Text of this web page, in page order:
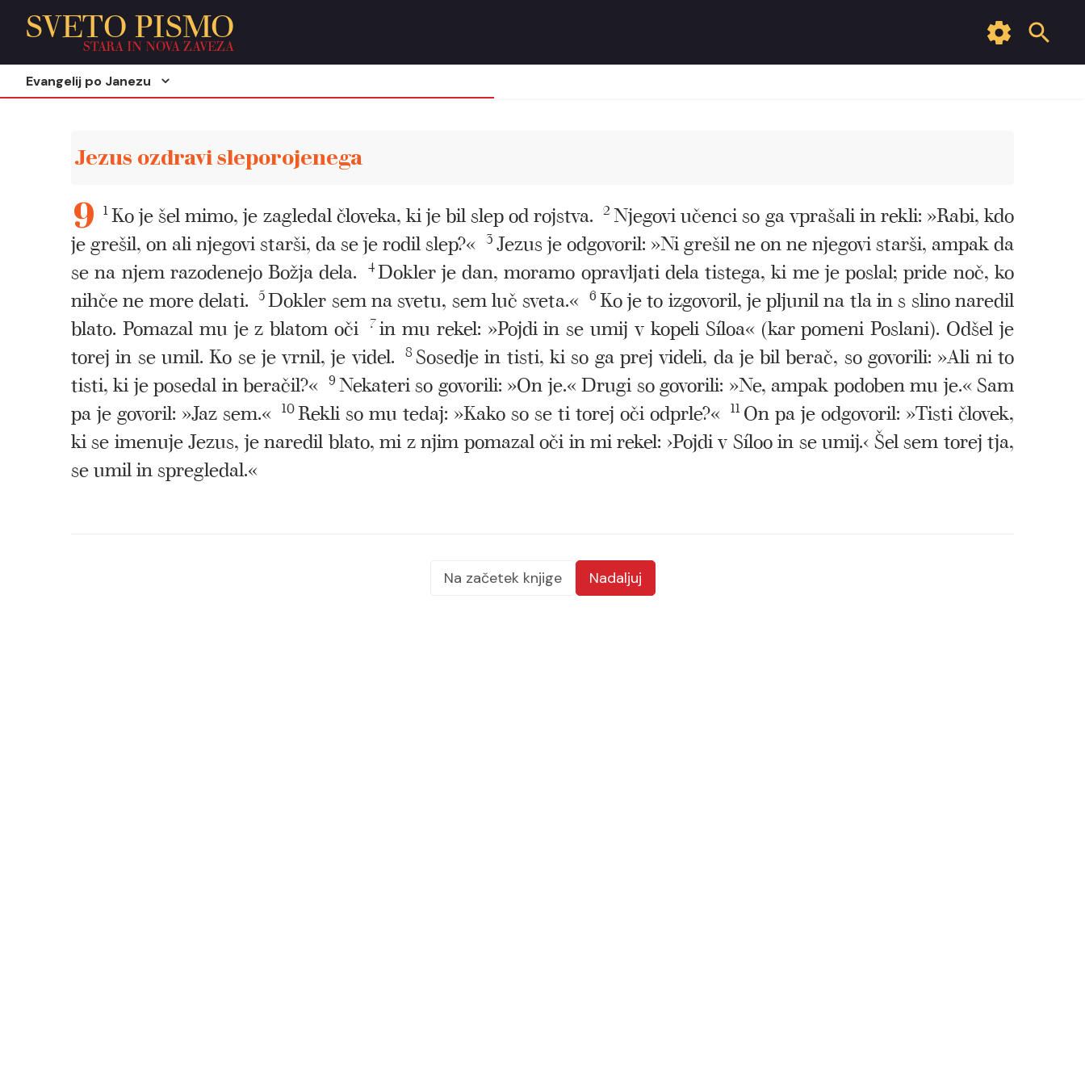
SVETO PISMO
STARA IN NOVA ZAVEZA
Evangelij po Janezu
Jezus ozdravi sleporojenega
9 1 Ko je šel mimo, je zagledal človeka, ki je bil slep od rojstva. 2Njegovi učenci so ga vprašali in rekli: »Rabi, kdo
je grešil, on ali njegovi starši, da se je rodil slep?« 3 Jezus je odgovoril: »Ni grešil ne on ne njegovi starši, ampak da
se na njem razodenejo Božja dela.
4Dokler je dan, moramo opravljati dela tistega, ki me je poslal; pride noč, ko
nihče ne more delati. 5Dokler sem na svetu, sem luč sveta.« 6 Ko je to izgovoril, je pljunil na tla in s slino naredil
blato. Pomazal mu je z blatom oči
7in mu rekel: »Pojdi in se umij v kopeli Síloa« (kar pomeni Poslani). Odšel je
torej in se umil. Ko se je vrnil, je videl. 8 Sosedje in tisti, ki so ga prej videli, da je bil berač, so govorili: »Ali ni to
tisti, ki je posedal in beračil?« 9 Nekateri so govorili: »On je.« Drugi so govorili: »Ne, ampak podoben mu je.« Sam
pa je govoril: »Jaz sem.« 10Rekli so mu tedaj: »Kako so se ti torej oči odprle?« 11 On pa je odgovoril: »Tisti človek,
ki se imenuje Jezus, je naredil blato, mi z njim pomazal oči in mi rekel: ›Pojdi v Síloo in se umij.‹ Šel sem torej tja,
se umil in spregledal.«
Na začetek knjige Nadaljuj